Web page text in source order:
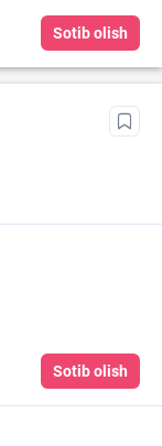
Sotib olish
Sotib olish